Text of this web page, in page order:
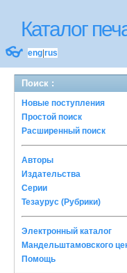
Каталог
👓 eng rus
Поиск :
Новые поступления
Простой поиск
Расширенный поиск
Авторы
Издательства
Серии
Тезаурус (Рубрики)
Электронный каталог
Мандельштамовского
Помощь